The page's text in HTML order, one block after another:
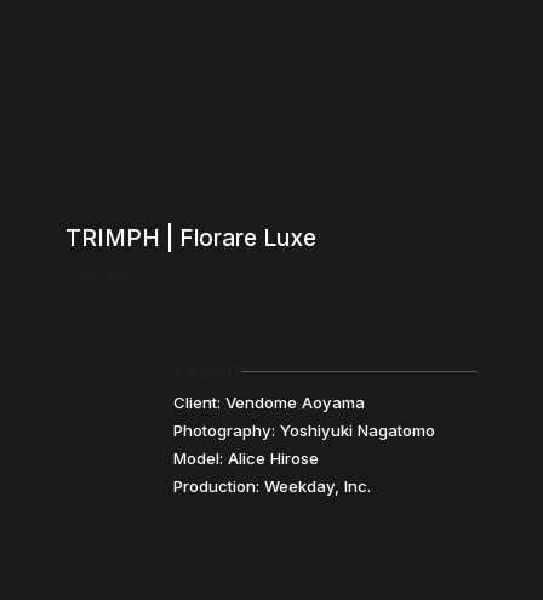
TRIMPH | Florare Luxe
Credit
Client: Vendome Aoyama
Photography: Yoshiyuki Nagatomo
Model: Alice Hirose
Production: Weekday, Inc.